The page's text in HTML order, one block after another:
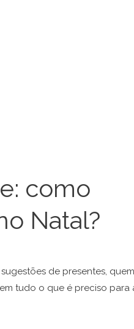
como
Natal?
de presentes,
tudo o que é preciso para